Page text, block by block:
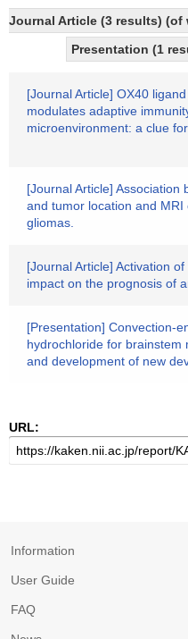
Journal Article (3 results)
Presentation (1
[Journal Article] OX40
modulates adaptive
microenvironment: a clue
[Journal Article]
and tumor location and
gliomas.
[Journal Article] Activation
impact on the prognosis of
[Presentation] Convection-
hydrochloride for brainstem
and development of new
URL:
Information
User Guide
FAQ